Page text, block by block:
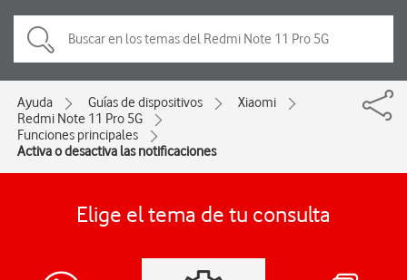
Ayuda Guías de dispositivos
Xiaomi
Redmi Note 11 Pro 5G
Funciones principales
Activa o desactiva las notificaciones
Elige el tema de tu consulta